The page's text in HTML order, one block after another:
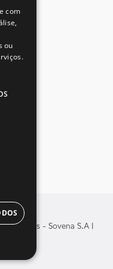
- Sovena S.A |
com
ou